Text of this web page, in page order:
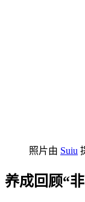
照片由 Suiu
养成回顾“